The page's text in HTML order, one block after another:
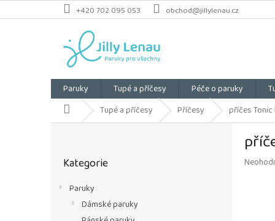
Přejít
na
+420 702 095 053 obchod@jillylenau.cz
Paruky Tupé a příčesy Péče o paruky
Domů Tupé a příčesy Příčesy příčes
P
kategorie
Kategorie
Paruky
Dámské paruky